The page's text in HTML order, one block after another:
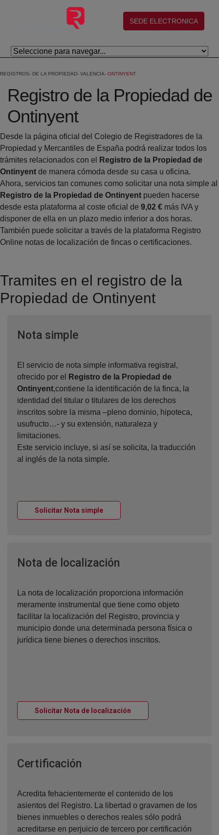
Skip to Main Content
(abre en nueva ventana)
SEDE ELECTRONICA
REGISTROS DE LA PROPIEDAD VALENCIA ONTINYENT
Registro de la Propiedad de
Ontinyent
Desde la página oficial del Colegio de Registradores de la
Propiedad y Mercantiles de España podrá realizar todos los
trámites relacionados con el
Registro de la Propiedad de
Ontinyent de manera cómoda desde su casa u oficina.
Ahora, servicios tan comunes como solicitar una nota simple al
Registro de la Propiedad de Ontinyent pueden hacerse
desde esta plataforma al coste oficial de 9,02 € más IVA y
disponer de ella en un plazo medio inferior a dos horas.
También puede solicitar a través de la plataforma Registro
Online notas de localización de fincas o certificaciones.
Tramites en el registro de la
Propiedad de Ontinyent
Nota simpleVentana nueva
El servicio de nota simple informativa registral,
ofrecido por el
Registro de la Propiedad de
Ontinyent,contiene la identificación de la finca, la
identidad del titular o titulares de los derechos
inscritos sobre la misma –pleno dominio, hipoteca,
usufructo…- y su extensión, naturaleza y
limitaciones.
Este servicio incluye, si así se solicita, la traducción
al inglés de la nota simple.
Solicitar Nota simpleVentana nueva
Nota de localización
La nota de localización proporciona información
meramente instrumental que tiene como objeto
facilitar la localización del Registro, provincia y
municipio donde una determinada persona física o
jurídica tiene bienes o derechos inscritos.
Solicitar Nota de localización
Certificación
Acredita fehacientemente el contenido de los
asientos del Registro. La libertad o gravamen de los
bienes inmuebles o derechos reales sólo podrá
acreditarse en perjuicio de tercero por certificación